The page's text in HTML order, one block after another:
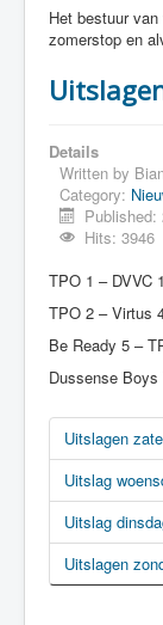
Het bestuur
zomerstop en
Details
Written by
Category:
Published:
Hits: 3946
TPO 1 – DVVC
TPO 2 – Virtus
Be Ready 5 –
Dussense
Uitslagen
Uitslag
Uitslag
Uitslagen